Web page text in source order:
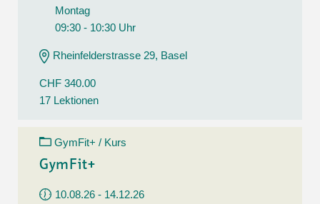
Montag
09:30 - 10:30 Uhr
Rheinfelderstrasse 29, Basel
CHF 340.00
17 Lektionen
GymFit+ / Kurs
GymFit+
10.08.26 - 14.12.26